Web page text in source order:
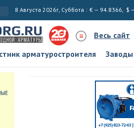
8 Августа 2026г, Суббота € — 94.8366, $
Весь сайт
арматуростроителя